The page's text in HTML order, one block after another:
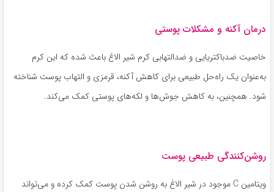
درمان آکنه و مشکلات پوستی
خاصیت ضدباکتریایی و ضدالتهابی کرم شیر الاغ باعث شده که این کرم
به‌عنوان یک راه‌حل طبیعی برای کاهش آکنه، قرمزی و التهاب پوست شناخته
شود. همچنین، به کاهش جوش‌ها و لکه‌های پوستی کمک می‌کند.
روشن‌کنندگی طبیعی پوست
ویتامین C موجود در شیر الاغ به روشن شدن پوست کمک کرده و می‌تواند